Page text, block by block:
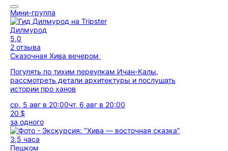
Мини-группа
Дилмурод
5,0
2 отзыва
Сказочная Хива вечером
Погулять по тихим переулкам Ичан-Калы,
рассмотреть детали архитектуры и послушать
истории про ханов
ср, 5 авг в 20:00чт, 6 авг в 20:00
20 $
за одного
3,5 часа
Пешком